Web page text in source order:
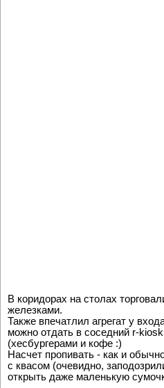
В коридорах на столах
железками.
Также впечатлил агрегат у
можно отдать в соседний r-
(хесбургерами и кофе :)
Насчет пропивать - как и
с квасом (очевидно,